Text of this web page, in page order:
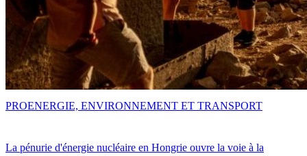
La pénurie d'énergie nucléaire en Hongrie ouvre la voie à la
PROENERGIE, ENVIRONNEMENT ET TRANSPORT